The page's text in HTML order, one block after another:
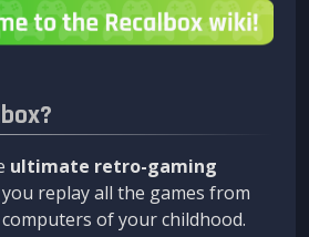
ultimate retro-gaming
replay all the games from
of your childhood.